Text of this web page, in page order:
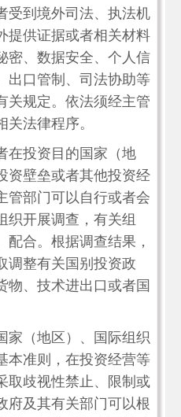
受到境外司法、执法机
提供证据或者相关材料
密、数据安全、个人信
出口管制、司法协助等
关规定。依法须经主管
法律程序。
在投资目的国家（地
资壁垒或者其他投资经
管部门可以自行或者会
织开展调查，有关组
合。根据调查结果，
调整有关国别投资政
物、技术进出口或者国
家（地区）、国际组织
本准则，在投资经营等
取歧视性禁止、限制或
府及其有关部门可以根